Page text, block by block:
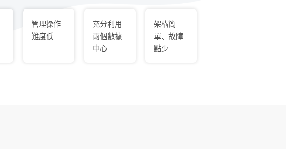
管理操作
難度低
充分利用
兩個數據
中心
架構簡
單、故障
點少